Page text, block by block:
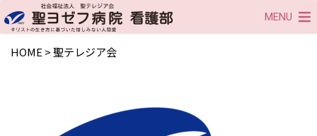
MENU
HOME >聖テレジア会